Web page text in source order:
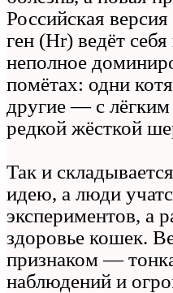
Российская
ген (Hr) ведёт
неполное
помётах: одни
другие — с
редкой жёсткой
Так и складывается
идею, а люди
экспериментов, а
здоровье кошек.
признаком —
наблюдений и